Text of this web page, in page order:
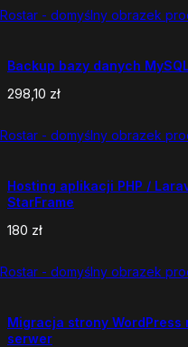
Backup bazy danych
298,10 zł
Hosting aplikacji PHP /
StarFrame
180 zł
Migracja strony WordPress
serwer